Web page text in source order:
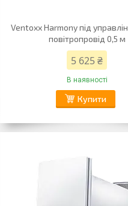
Ventoxx Harmony під
повітропровід 0,5 м
5 625 ₴
В наявності
Купити